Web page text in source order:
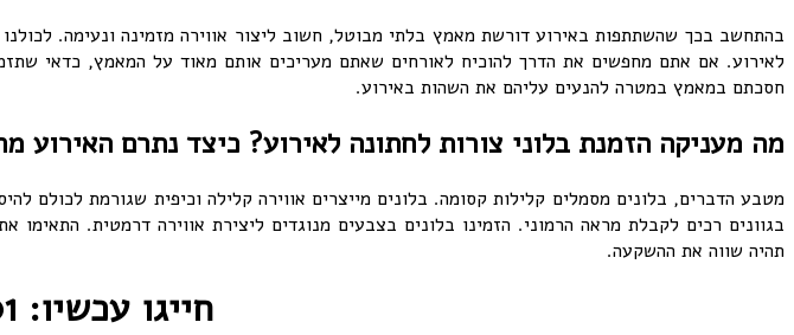
בהתחשב בכך שהשתתפות באירוע דורשת מאמץ בלתי מבוטל, חשוב ליצור אווירה מזמינה ונעימה.
לאירוע. אם אתם מחפשים את הדרך להוכיח לאורחים שאתם מעריכים אותם מאוד על המאמץ, כדאי
חסכתם במאמץ במטרה להנעים עליהם את השהות באירוע.
מה מעניקה הזמנת בלוני צורות לחתונה לאירוע? כיצד נתרם האירוע
מטבע הדברים, בלונים מסמלים קלילות קסומה. בלונים מייצרים אווירה קלילה וכיפית שגורמת לכולם
בגוונים רכים לקבלת מראה הרמוני. הזמינו בלונים בצבעים מנוגדים ליצירת אווירה דרמטית.
תהיה שווה את ההשקעה.
חייגו עכשיו: 072-3340-701